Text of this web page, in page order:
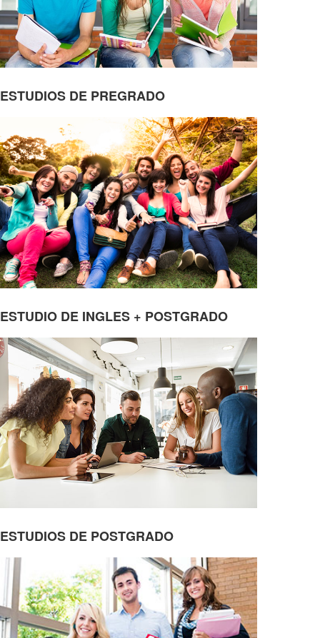
ESTUDIOS DE PREGRADO
ESTUDIO DE INGLES + POSTGRADO
ESTUDIOS DE POSTGRADO